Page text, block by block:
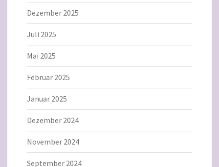
Dezember 2025
Juli 2025
Mai 2025
Februar 2025
Januar 2025
Dezember 2024
November 2024
September 2024